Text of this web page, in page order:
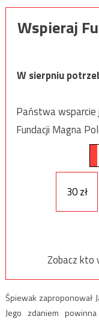
Wspieraj
W sierpniu
Państwa wsparcie
Fundacji Magna
30 zł
Zobacz kto
Śpiewak zaproponował
Jego zdaniem